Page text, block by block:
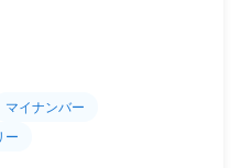
マイナンバー
ー